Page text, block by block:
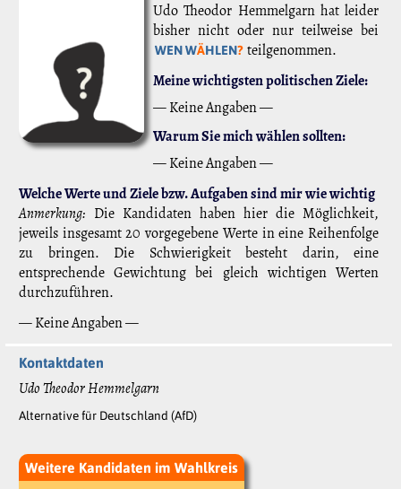
Udo Theodor Hemmelgarn hat leider
bisher nicht oder nur teilweise bei
WEN WÄHLEN? teilgenommen.
Meine wichtigsten politischen Ziele:
— Keine Angaben —
Warum Sie mich wählen sollten:
— Keine Angaben —
Welche Werte und Ziele bzw. Aufgaben sind mir wie wichtig
Anmerkung: Die Kandidaten haben hier die Möglichkeit,
jeweils insgesamt 20 vorgegebene Werte in eine Reihenfolge
zu bringen. Die Schwierigkeit besteht darin, eine
entsprechende Gewichtung bei gleich wichtigen Werten
durchzuführen.
— Keine Angaben —
Kontaktdaten
Udo Theodor Hemmelgarn
Alternative für Deutschland (AfD)
Weitere Kandidaten im Wahlkreis